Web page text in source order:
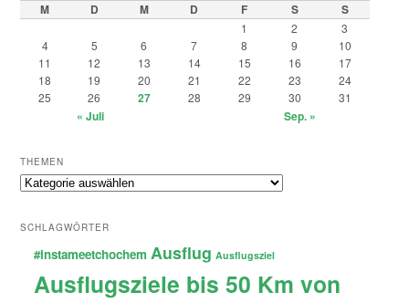
M D M D F S S
1 2
3
4
5 6 7 8 9
10
11
12 13 14 15 16
17
18
19 20 21 22 23
24
25
26 27 28 29 30 31
« Juli Sep. »
THEMEN
Themen
SCHLAGWÖRTER
#instameetchochem Ausflug Ausflugsziel
Ausflugsziele bis 50 Km von